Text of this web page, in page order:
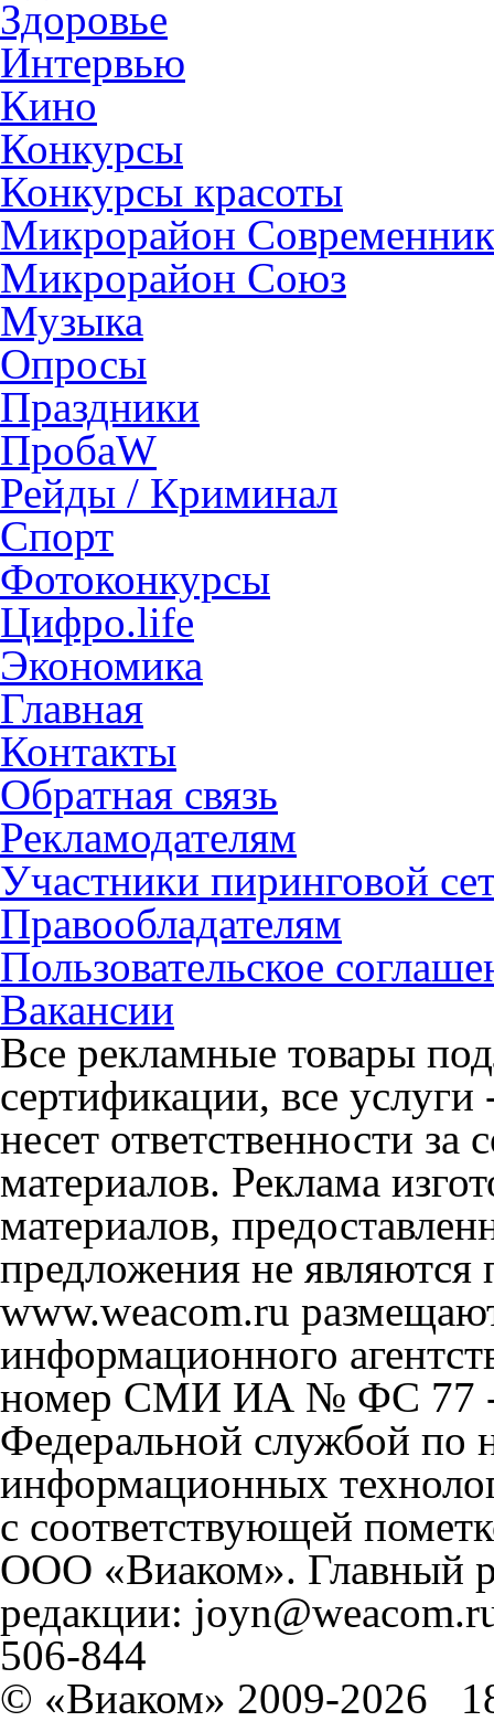
Здоровье
Интервью
Кино
Конкурсы
Конкурсы красоты
Микрорайон Современник
Микрорайон Союз
Музыка
Опросы
Праздники
ПробаW
Рейды / Криминал
Спорт
Фотоконкурсы
Цифро.life
Экономика
Главная
Контакты
Обратная связь
Рекламодателям
Участники пиринговой
Правообладателям
Пользовательское
Вакансии
Все рекламные товары
сертификации, все
несет ответственности
материалов. Реклама
материалов,
предложения не
www.weacom.ru
информационного
номер СМИ ИА № ФС 77 -
Федеральной службой по
информационных
с соответствующей
ООО «Виаком». Главный
редакции:
506-844
© «Виаком» 2009-2026